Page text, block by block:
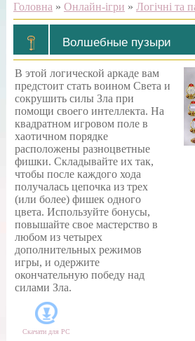
Головна » Онлайн-ігри » Логічні та
Волшебные пузыри
В этой логической аркаде вам
предстоит стать воином Света и
сокрушить силы Зла при
помощи своего интеллекта. На
квадратном игровом поле в
хаотичном порядке
расположены разноцветные
фишки. Складывайте их так,
чтобы после каждого хода
получалась цепочка из трех
(или более) фишек одного
цвета. Используйте бонусы,
повышайте свое мастерство в
любом из четырех
дополнительных режимов
игры, и одержите
окончательную победу над
силами Зла.
Скачати для PC